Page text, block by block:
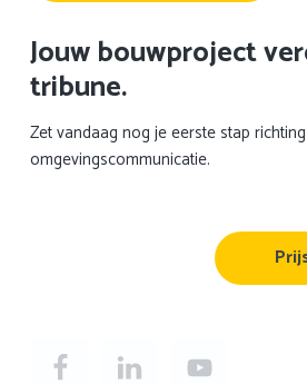
Jouw bouwproject
tribune.
Zet vandaag nog je eerste stap
omgevingscommunicatie.